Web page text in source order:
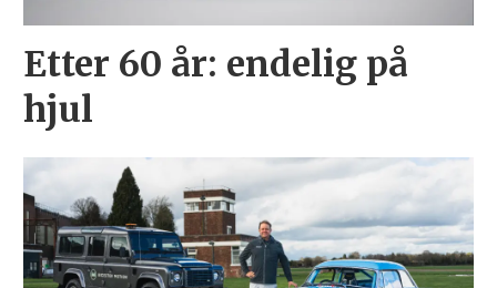
Etter 60 år: endelig på
hjul